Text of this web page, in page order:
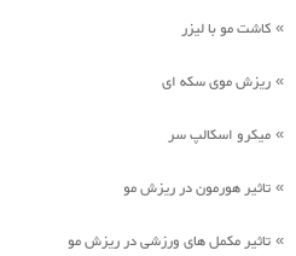
» کاشت مو با لیزر
» ریزش موی سکه ای
» میکرو اسکالپ سر
» تاثیر هورمون در ریزش مو
» تاثیر مکمل های ورزشی در ریزش مو